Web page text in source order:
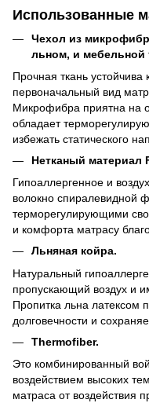
Использованные
Чехол из
льном, и мебельной
Прочная ткань
первоначальный вид
Микрофибра приятна на
обладает
избежать статического
Нетканый материал
Гипоаллергенное и
волокно спиралевидной
терморегулирующими
и комфорта матрасу
Льняная койра.
Натуральный
пропускающий воздух и
Пропитка льна латексом
долговечности и
Thermofiber.
Это комбинированный
воздействием высоких
матраса от воздействия